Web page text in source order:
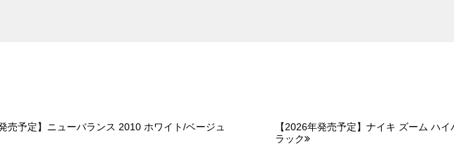
売予定】ニューバランス 2010 ホワイト/ベージュ
【2026年発売予定】ナイキ ズーム ハ
ラック